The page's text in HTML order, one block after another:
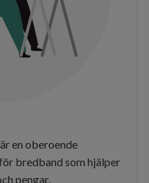
är en oberoende
bredband som hjälper
pengar.